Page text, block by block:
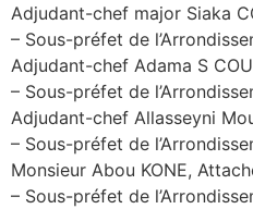
Adjudant-chef major Siaka
– Sous-préfet de
Adjudant-chef Adama S
– Sous-préfet de
Adjudant-chef Allasseyni
– Sous-préfet de
Monsieur Abou KONE,
– Sous-préfet de